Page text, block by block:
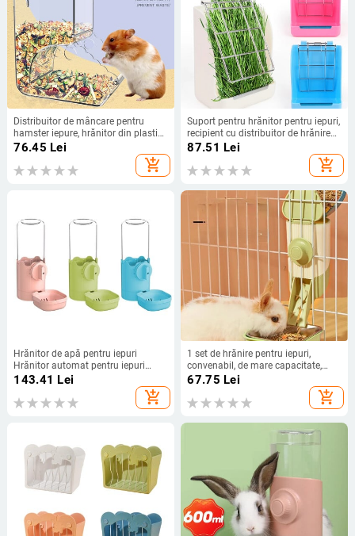
Distribuitor de mâncare pentru
hamster iepure, hrănitor din plastic
transparent, hrănitor automat
pentru animale de companie pentru
hamster, cobai, recipient pentru bol
76.45 Lei
add_shopping_cart
Suport pentru hrănitor pentru iepuri,
recipient cu distribuitor de hrănire
pentru fân, pentru iepure, cobai,
animale mici, cușcă suspendată
bazin alimentar fix
87.51 Lei
add_shopping_cart
Hrănitor de apă pentru iepuri
Hrănitor automat pentru iepuri
Distribuitor de apă pentru iepuri
Hrănire pentru iepuri Adăpare
Hrănitor pentru animale de
143.41 Lei
add_shopping_cart
1 set de hrănire pentru iepuri,
convenabil, de mare capacitate,
dozator de hrănire pentru animale
mici, Brinquedos, cobai, provizii
pentru animale mici
67.75 Lei
add_shopping_cart